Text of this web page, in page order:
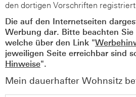
den dortigen Vorschriften
Die auf den Internetseiten
Werbung dar. Bitte beachten
welche über den Link "
jeweiligen Seite erreichbar sind
Hinweise".
Mein dauerhafter Wohnsitz